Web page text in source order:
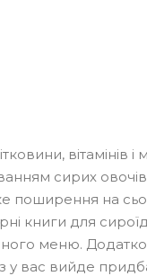
вітамінів і
сирих овочів
поширення на
книги для
меню.
у вас вийде